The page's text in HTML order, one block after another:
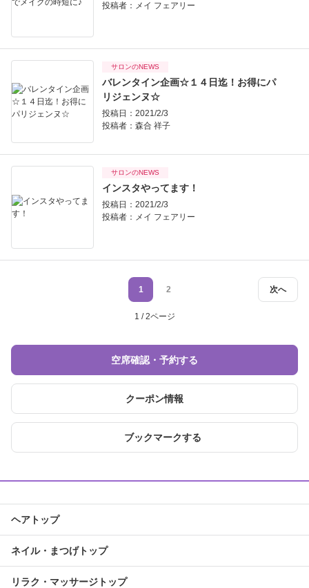
投稿者： メイ フェアリー
サロンのNEWS
バレンタイン企画☆１４日迄！お得にパ
リジェンヌ☆
投稿日：2021/2/3
投稿者： 森合 祥子
サロンのNEWS
インスタやってます！
投稿日：2021/2/3
投稿者： メイ フェアリー
次へ
1 2
1 / 2ページ
空席確認・予約する
クーポン情報
ブックマークする
ヘアトップ
ネイル・まつげトップ
リラク・マッサージトップ